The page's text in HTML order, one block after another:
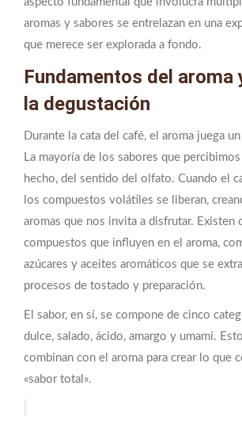
aromas y sabores se entrelazan en una
que merece ser explorada a fondo.
Fundamentos del aroma
la degustación
Durante la cata del café, el aroma juega
La mayoría de los sabores que
hecho, del sentido del olfato. Cuando el
los compuestos volátiles se liberan,
aromas que nos invita a disfrutar. Existen
compuestos que influyen en el aroma,
azúcares y aceites aromáticos que se
procesos de tostado y preparación.
El sabor, en sí, se compone de cinco
dulce, salado, ácido, amargo y umami.
combinan con el aroma para crear lo que
«sabor total».